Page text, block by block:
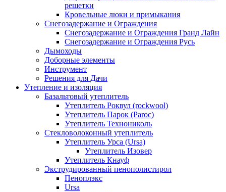
решетки
Кровельные люки и примыкания
Снегозадержание и Ограждения
Снегозадержание и Ограждения Гранд Лайн
Снегозадержание и Ограждения Русь
Дымоходы
Доборные элементы
Инструмент
Решения для Дачи
Утепление и изоляция
Базальтовый утеплитель
Утеплитель Роквул (rockwool)
Утеплитель Парок (Paroc)
Утеплитель Технониколь
Стекловолоконный утеплитель
Утеплитель Урса (Ursa)
Утеплитель Изовер
Утеплитель Кнауф
Экструдированный пенополистирол
Пеноплэкс
Ursa